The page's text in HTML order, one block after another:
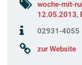
woche-mit-
12.05.2013,
02931-4055
zur Website